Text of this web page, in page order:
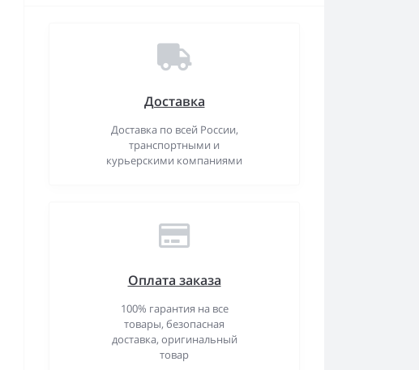
Доставка
Доставка по всей России,
транспортными и
курьерскими компаниями
Оплата заказа
100% гарантия на все
товары, безопасная
доставка, оригинальный
товар